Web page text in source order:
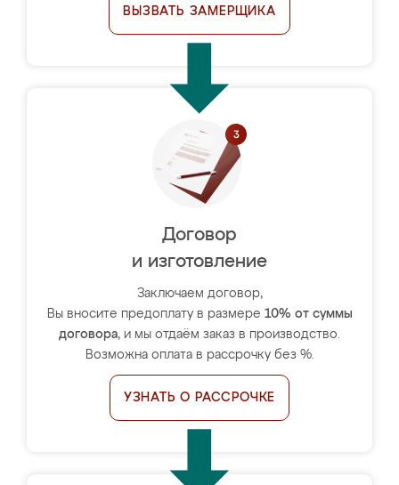
ВЫЗВАТЬ ЗАМЕРЩИКА
Договор
и изготовление
Заключаем договор,
Вы вносите предоплату в размере 10% от суммы
договора, и мы отдаём заказ в производство.
Возможна оплата в рассрочку без %.
УЗНАТЬ О РАССРОЧКЕ